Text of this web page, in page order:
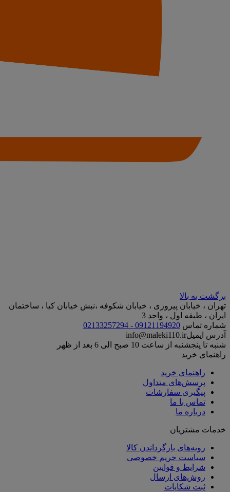
برگشت به بالا
تهران ، خیابان پیروزی ، خیابان شکوفه ،نبش خیابان کیا ، ساختمان
ایران ، طبقه اول ، واحد 3
شماره تماس 09121194920 - 02133257294
آدرس ایمیلinfo@maleki110.ir
شنبه تا پنجشنبه از ساعت 10 صبح الی 6 بعد از ظهر
راهنمای خرید
راهنمای خرید
پرسش‌های متداول
پیگیری سفارشات
تماس با ما
درباره ما
خدمات مشتریان
رویه‌های بازگرداندن کالا
سیاست حریم خصوصی
شرایط و قوانین
روش‌های ارسال
ثبت شکایات